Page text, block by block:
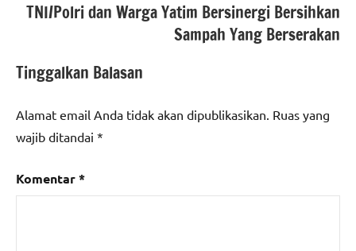
TNI/Polri dan Warga Yatim Bersinergi Bersihkan
Sampah Yang Berserakan
Tinggalkan Balasan
Alamat email Anda tidak akan dipublikasikan. Ruas yang
wajib ditandai *
Komentar*